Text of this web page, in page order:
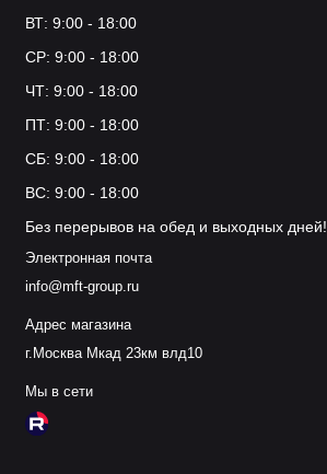
ВТ: 9:00 - 18:00
СР: 9:00 - 18:00
ЧТ: 9:00 - 18:00
ПТ: 9:00 - 18:00
СБ: 9:00 - 18:00
ВС: 9:00 - 18:00
Без перерывов на обед и выходных дней!
Электронная почта
info@mft-group.ru
Адрес магазина
г.Москва Мкад 23км влд10
Мы в сети